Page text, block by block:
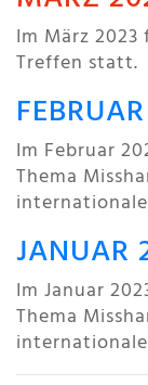
Im März
Treffen statt.
Im Februar
Thema
JANUAR
Im Januar
Thema